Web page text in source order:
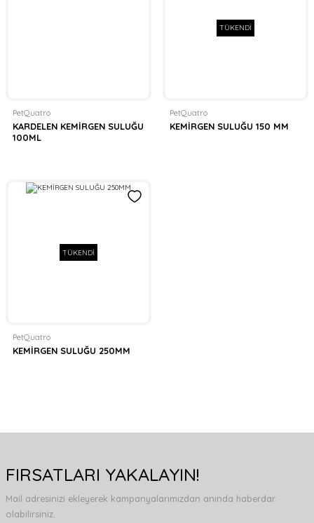
PetQuatro
KARDELEN KEMİRGEN SULUĞU
100ML
TÜKENDİ
PetQuatro
KEMİRGEN SULUĞU 150 MM
TÜKENDİ
PetQuatro
KEMİRGEN SULUĞU 250MM
FIRSATLARI YAKALAYIN!
Mail adresinizi ekleyerek kampanyalarımızdan anında haberdar
olabilirsiniz.